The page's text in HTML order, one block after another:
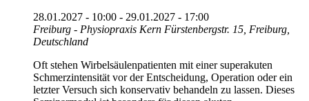
28.01.2027 - 10:00 - 29.01.2027 - 17:00
Freiburg - Physiopraxis Kern Fürstenbergstr. 15, Freiburg,
Deutschland
Oft stehen Wirbelsäulenpatienten mit einer superakuten
Schmerzintensität vor der Entscheidung, Operation oder ein
letzter Versuch sich konservativ behandeln zu lassen. Dieses